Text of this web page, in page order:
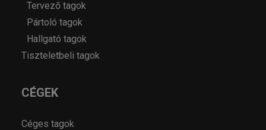
Tervező tagok
Pártoló tagok
Hallgató tagok
Tiszteletbeli tagok
CÉGEK
Céges tagok